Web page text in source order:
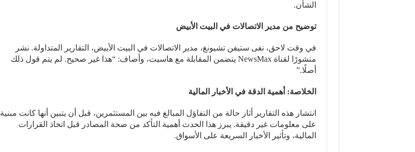
الشأن.
توضيح من مدير الاتصالات في البيت الأبيض
في وقت لاحق، نفى ستيفن تشيونغ، مدير الاتصالات في البيت الأبيض، التقارير المتداولة. نشر
منشورًا لقناة NewsMax يتضمن المقابلة مع هاسيت، وأضاف: “هذا غير صحيح. لم يتم قول ذلك
أصلًا.”
الخلاصة: أهمية الدقة في الأخبار المالية
انتشار هذه التقارير أثار حالة من التفاؤل المبالغ فيه بين المستثمرين، قبل أن يتبين أنها كانت مبنية
على معلومات غير دقيقة. يبرز هذا الحدث أهمية التأكد من صحة المصادر قبل اتخاذ القرارات
المالية، وتأثير الأخبار السريعة على الأسواق.